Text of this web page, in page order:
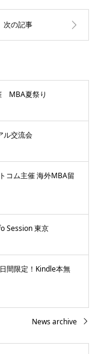
MBA夏祭り
ル交流会
コム主催 海外MBA留
Session 東京
間限定！Kindle本無
News archive